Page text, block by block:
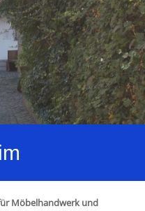
Möbelhandwerk und